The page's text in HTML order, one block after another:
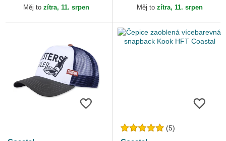
Měj to zítra, 11. srpen Měj to zítra, 11. srpen
(5)